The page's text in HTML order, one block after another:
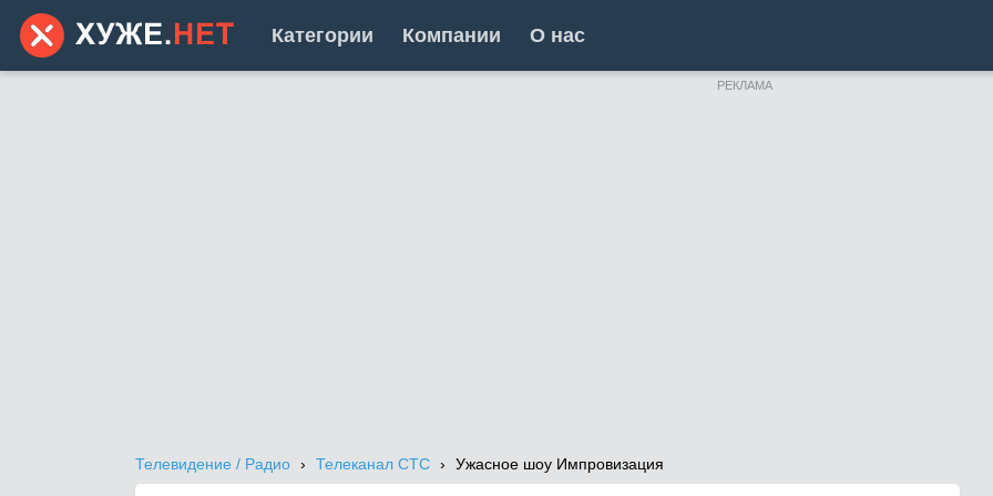
Категории Компании О нас
РЕКЛАМА
Телевидение / Радио Телеканал СТС Ужасное шоу Импровизация